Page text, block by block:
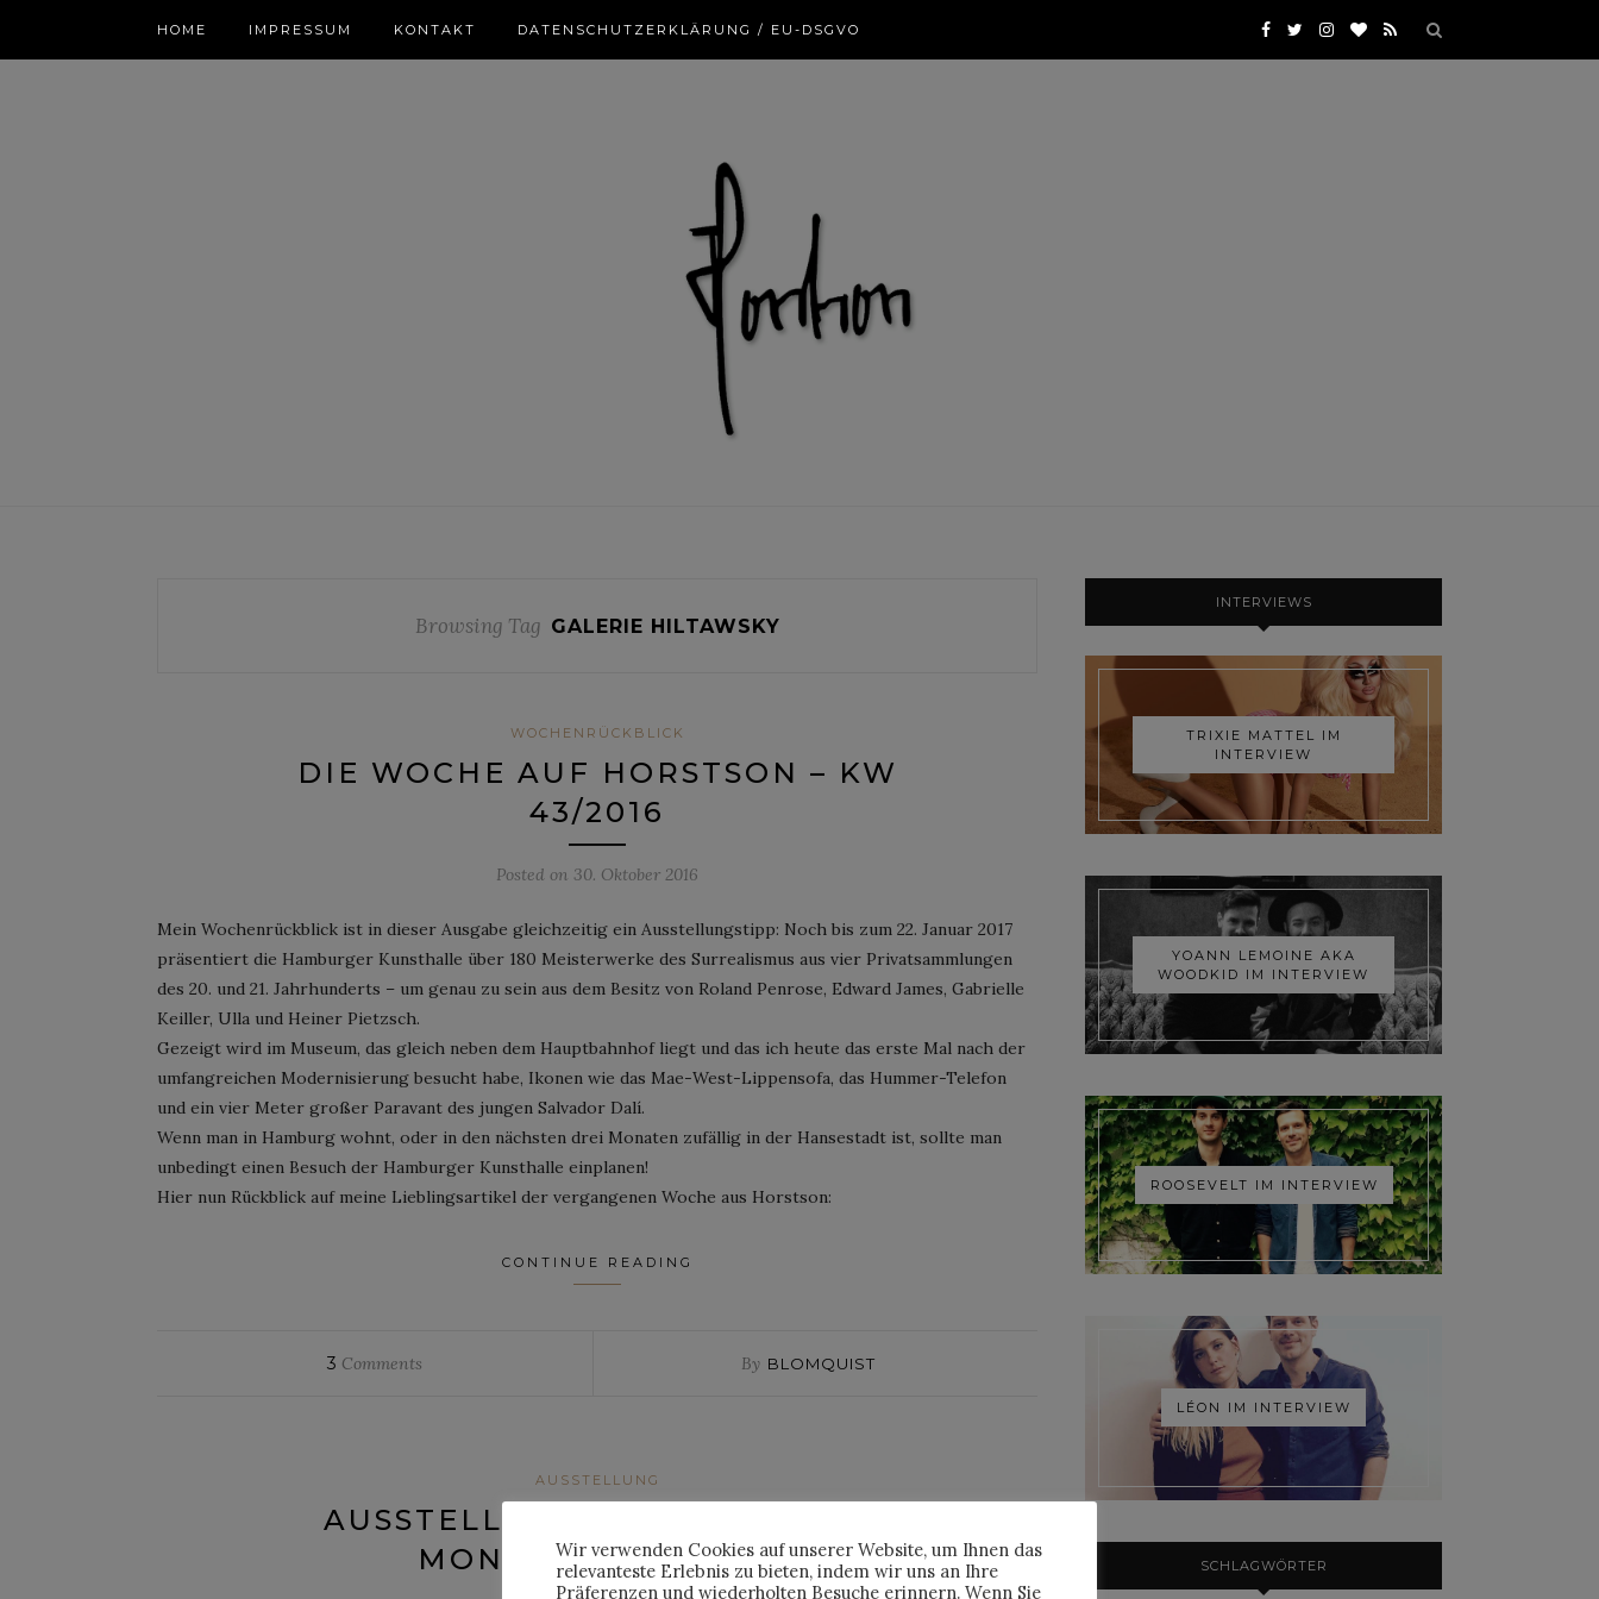
HOME IMPRESSUM KONTAKT DATENSCHUTZERKLÄRUNG / EU-DSGVO
Browsing Tag GALERIE HILTAWSKY
WOCHENRÜCKBLICK
DIE WOCHE AUF HORSTSON – KW
43/2016
Posted on 30. Oktober 2016
Mein Wochenrückblick ist in dieser Ausgabe gleichzeitig ein Ausstellungstipp: Noch bis zum 22. Januar 2017
präsentiert die Hamburger Kunsthalle über 180 Meisterwerke des Surrealismus aus vier Privatsammlungen
des 20. und 21. Jahrhunderts – um genau zu sein aus dem Besitz von Roland Penrose, Edward James, Gabrielle
Keiller, Ulla und Heiner Pietzsch.
Gezeigt wird im Museum, das gleich neben dem Hauptbahnhof liegt und das ich heute das erste Mal nach der
umfangreichen Modernisierung besucht habe, Ikonen wie das Mae-West-Lippensofa, das Hummer-Telefon
und ein vier Meter großer Paravant des jungen Salvador Dalí.
Wenn man in Hamburg wohnt, oder in den nächsten drei Monaten zufällig in der Hansestadt ist, sollte man
unbedingt einen Besuch der Hamburger Kunsthalle einplanen!
Hier nun Rückblick auf meine Lieblingsartikel der vergangenen Woche aus Horstson:
CONTINUE READING
3 Comments By BLOMQUIST
AUSSTELLUNG
AUSSTELLUNGSTIPP: MARILYN
MONROE IN BERLIN
INTERVIEWS
TRIXIE MATTEL IM
INTERVIEW
YOANN LEMOINE AKA
WOODKID IM INTERVIEW
ROOSEVELT IM INTERVIEW
LÉON IM INTERVIEW
SCHLAGWÖRTER
Wir verwenden Cookies auf unserer Website, um Ihnen das
relevanteste Erlebnis zu bieten, indem wir uns an Ihre
Präferenzen und wiederholten Besuche erinnern. Wenn Sie